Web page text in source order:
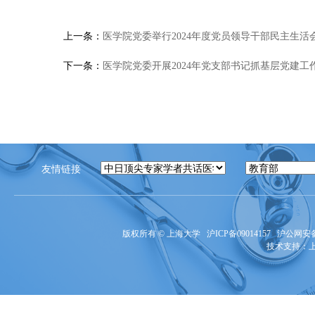
上一条： 医学院党委举行2024年度党员领导干部民主生活
下一条： 医学院党委开展2024年党支部书记抓基层党建工
友情链接
版权所有 © 上海大学 沪ICP备09014157 沪公网安
技术支持：